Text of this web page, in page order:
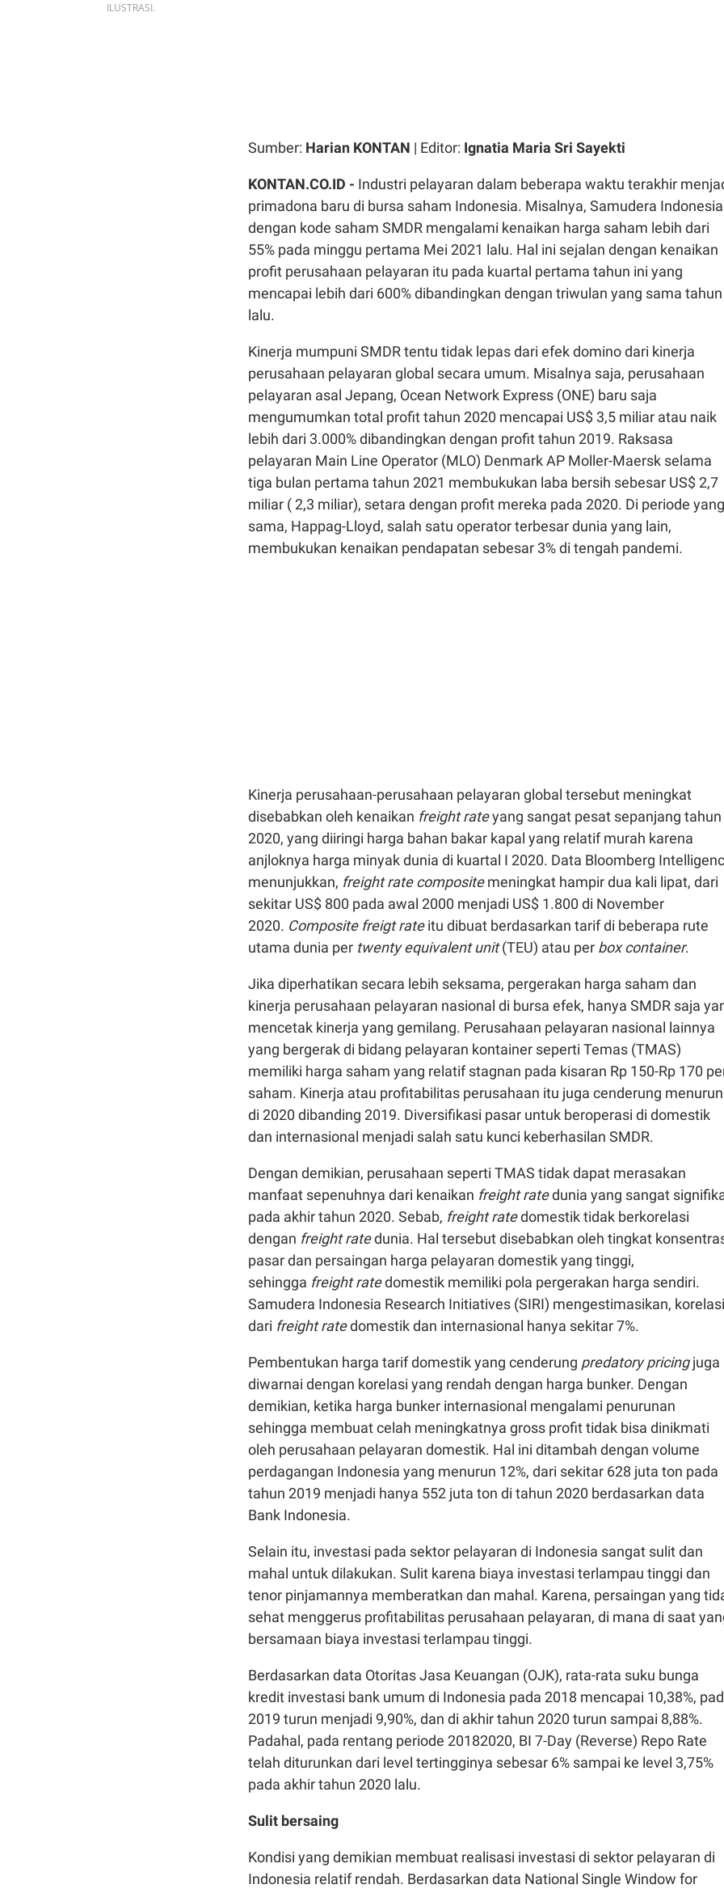
ILUSTRASI.
Sumber: Harian KONTAN | Editor: Ignatia Maria Sri Sayekti
KONTAN.CO.ID - Industri pelayaran dalam beberapa waktu terakhir
primadona baru di bursa saham Indonesia. Misalnya, Samudera Indonesia
dengan kode saham SMDR mengalami kenaikan harga saham lebih dari
55% pada minggu pertama Mei 2021 lalu. Hal ini sejalan dengan kenaikan
profit perusahaan pelayaran itu pada kuartal pertama tahun ini yang
mencapai lebih dari 600% dibandingkan dengan triwulan yang sama tahun
lalu.
Kinerja mumpuni SMDR tentu tidak lepas dari efek domino dari kinerja
perusahaan pelayaran global secara umum. Misalnya saja, perusahaan
pelayaran asal Jepang, Ocean Network Express (ONE) baru saja
mengumumkan total profit tahun 2020 mencapai US$ 3,5 miliar atau naik
lebih dari 3.000% dibandingkan dengan profit tahun 2019. Raksasa
pelayaran Main Line Operator (MLO) Denmark AP Moller-Maersk selama
tiga bulan pertama tahun 2021 membukukan laba bersih sebesar US$ 2,7
miliar ( 2,3 miliar), setara dengan profit mereka pada 2020. Di periode yang
sama, Happag-Lloyd, salah satu operator terbesar dunia yang lain,
membukukan kenaikan pendapatan sebesar 3% di tengah pandemi.
Kinerja perusahaan-perusahaan pelayaran global tersebut meningkat
disebabkan oleh kenaikan freight rateyang sangat pesat sepanjang tahun
2020, yang diiringi harga bahan bakar kapal yang relatif murah karena
anjloknya harga minyak dunia di kuartal I 2020. Data Bloomberg
menunjukkan, freight rate compositemeningkat hampir dua kali lipat, dari
sekitar US$ 800 pada awal 2000 menjadi US$ 1.800 di November
2020. Composite freigt rateitu dibuat berdasarkan tarif di beberapa rute
utama dunia per twenty equivalent unit(TEU) atau per box container.
Jika diperhatikan secara lebih seksama, pergerakan harga saham dan
kinerja perusahaan pelayaran nasional di bursa efek, hanya SMDR saja
mencetak kinerja yang gemilang. Perusahaan pelayaran nasional lainnya
yang bergerak di bidang pelayaran kontainer seperti Temas (TMAS)
memiliki harga saham yang relatif stagnan pada kisaran Rp 150-Rp 170
saham. Kinerja atau profitabilitas perusahaan itu juga cenderung menurun
di 2020 dibanding 2019. Diversifikasi pasar untuk beroperasi di domestik
dan internasional menjadi salah satu kunci keberhasilan SMDR.
Dengan demikian, perusahaan seperti TMAS tidak dapat merasakan
manfaat sepenuhnya dari kenaikan freight ratedunia yang sangat
pada akhir tahun 2020. Sebab, freight ratedomestik tidak berkorelasi
dengan freight ratedunia. Hal tersebut disebabkan oleh tingkat
pasar dan persaingan harga pelayaran domestik yang tinggi,
sehingga freight ratedomestik memiliki pola pergerakan harga sendiri.
Samudera Indonesia Research Initiatives (SIRI) mengestimasikan, korelasi
dari freight ratedomestik dan internasional hanya sekitar 7%.
Pembentukan harga tarif domestik yang cenderung predatory pricingjuga
diwarnai dengan korelasi yang rendah dengan harga bunker. Dengan
demikian, ketika harga bunker internasional mengalami penurunan
sehingga membuat celah meningkatnya gross profit tidak bisa dinikmati
oleh perusahaan pelayaran domestik. Hal ini ditambah dengan volume
perdagangan Indonesia yang menurun 12%, dari sekitar 628 juta ton pada
tahun 2019 menjadi hanya 552 juta ton di tahun 2020 berdasarkan data
Bank Indonesia.
Selain itu, investasi pada sektor pelayaran di Indonesia sangat sulit dan
mahal untuk dilakukan. Sulit karena biaya investasi terlampau tinggi dan
tenor pinjamannya memberatkan dan mahal. Karena, persaingan yang
sehat menggerus profitabilitas perusahaan pelayaran, di mana di saat
bersamaan biaya investasi terlampau tinggi.
Berdasarkan data Otoritas Jasa Keuangan (OJK), rata-rata suku bunga
kredit investasi bank umum di Indonesia pada 2018 mencapai 10,38%,
2019 turun menjadi 9,90%, dan di akhir tahun 2020 turun sampai 8,88%.
Padahal, pada rentang periode 20182020, BI 7-Day (Reverse) Repo Rate
telah diturunkan dari level tertingginya sebesar 6% sampai ke level 3,75%
pada akhir tahun 2020 lalu.
Sulit bersaing
Kondisi yang demikian membuat realisasi investasi di sektor pelayaran di
Indonesia relatif rendah. Berdasarkan data National Single Window for